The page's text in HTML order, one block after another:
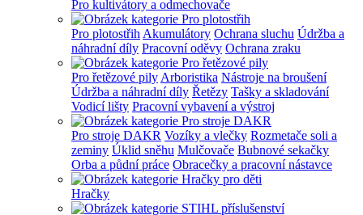
Pro kultivátory a odmechovače
Pro plotostřih Akumulátory Ochrana sluchu Údržba a
náhradní díly Pracovní oděvy Ochrana zraku
Pro řetězové pily Arboristika Nástroje na broušení
Údržba a náhradní díly Řetězy Tašky a skladování
Vodicí lišty Pracovní vybavení a výstroj
Pro stroje DAKR Vozíky a vlečky Rozmetače soli a
zeminy Úklid sněhu Mulčovače Bubnové sekačky
Orba a půdní práce Obracečky a pracovní nástavce
Hračky